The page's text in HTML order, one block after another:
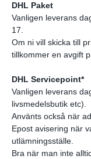
DHL Paket
Vanligen leverans
17.
Om ni vill skicka till
tillkommer en avgift
DHL Servicepoint*
Vanligen leverans
livsmedelsbutik etc).
Använts också när
Epost avisering när
utlämningsställe.
Bra när man inte